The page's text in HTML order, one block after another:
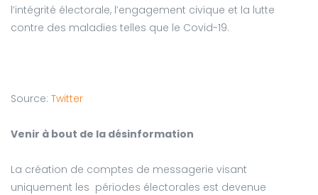
l’intégrité électorale, l’engagement civique et la lutte
contre des maladies telles que le Covid-19.
Source: Twitter
Venir à bout de la désinformation
La création de comptes de messagerie visant
uniquement les périodes électorales est devenue